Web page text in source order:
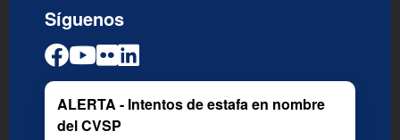
Síguenos
ALERTA - Intentos de estafa en nombre
del CVSP